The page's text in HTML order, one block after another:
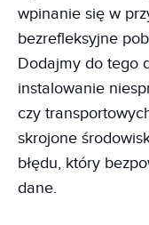
wpinanie się w
bezrefleksyjne
Dodajmy do tego
instalowanie
czy
skrojone
błędu, który
dane.